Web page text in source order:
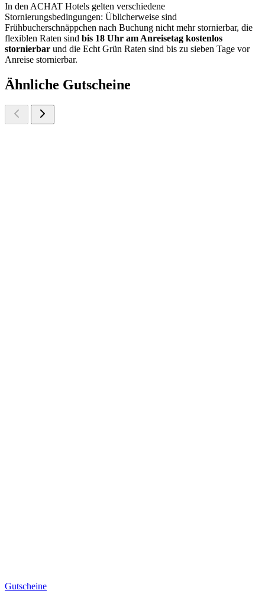
In den ACHAT Hotels gelten verschiedene
Stornierungsbedingungen: Üblicherweise sind
Frühbucherschnäppchen nach Buchung nicht mehr stornierbar, die
flexiblen Raten sind bis 18 Uhr am Anreisetag kostenlos
stornierbar und die Echt Grün Raten sind bis zu sieben Tage vor
Anreise stornierbar.
Ähnliche Gutscheine
Gutscheine